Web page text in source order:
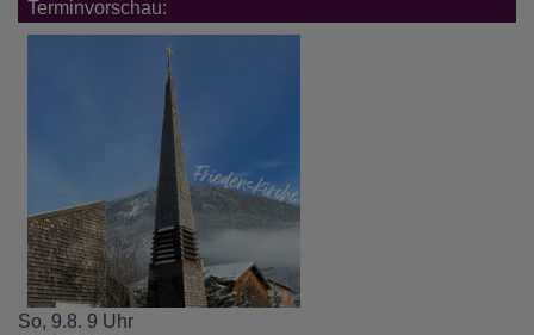
Terminvorschau:
So, 9.8. 9 Uhr